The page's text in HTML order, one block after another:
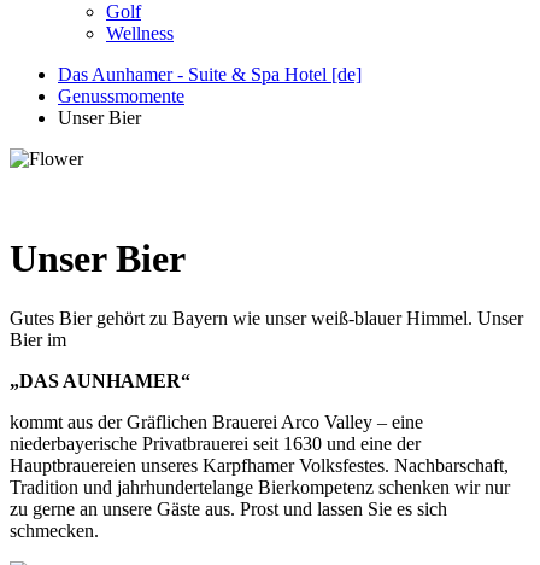
Golf
Wellness
Das Aunhamer - Suite & Spa Hotel [de]
Genussmomente
Unser Bier
Unser Bier
Gutes Bier gehört zu Bayern wie unser weiß-blauer Himmel. Unser
Bier im
„DAS AUNHAMER“
kommt aus der Gräflichen Brauerei Arco Valley – eine
niederbayerische Privatbrauerei seit 1630 und eine der
Hauptbrauereien unseres Karpfhamer Volksfestes. Nachbarschaft,
Tradition und jahrhundertelange Bierkompetenz schenken wir nur
zu gerne an unsere Gäste aus. Prost und lassen Sie es sich
schmecken.